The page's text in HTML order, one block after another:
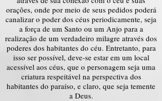
orações, onde por meio de seus pedidos poderá
canalizar o poder dos céus periodicamente, seja
a força de um Santo ou um Anjo para a
realização de um verdadeiro milagre através dos
poderes dos habitantes do céu. Entretanto, para
isso ser possível, deve-se estar em um local
acessível aos céus, que o personagem seja uma
criatura respeitável na perspectiva dos
habitantes do paraíso, e claro, que seja temente
a Deus.